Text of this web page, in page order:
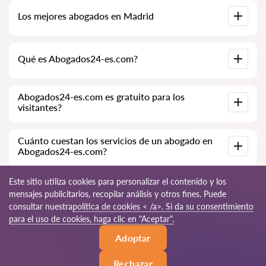
especialmente para usted. Biografías completas de los
abogados con números de teléfono.
Los mejores abogados en Madrid
información completa. Precios, opiniones, números de
teléfono y direcciones.
Qué es Abogados24-es.com?
Ayudamos a personas físicas y jurídicas, así como a empresas
extranjeras.
Abogados24-es.com es gratuito para los
visitantes?
sin embargo, los servicios y consultas prestados por los
abogados son de pago.
Cuánto cuestan los servicios de un abogado en
Abogados24-es.com?
El costo de la consulta y los servicios de nuestros
especialistas depende de la complejidad de la cuestión y del
volumen de trabajo; normalmente, la consulta por teléfono
(en línea) varía de 70 a 150 EUR. El costo del contrato se
discute de forma individual.© 2026 Abogados24-es.com
Mapa del sitio
Este sitio utiliza cookies para personalizar el contenido y los
mensajes publicitarios, recopilar análisis y otros fines. Puede
consultar nuestrapolítica de cookies < /a>. Si da su consentimiento
para el uso de cookies, haga clic en "Aceptar".
Adoptar
Rechazar